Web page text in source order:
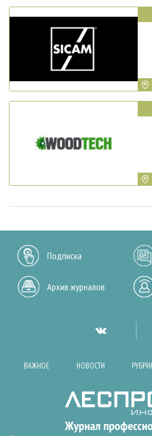
Подписка
Архив журналов
ВАЖНОЕ НОВОСТИ